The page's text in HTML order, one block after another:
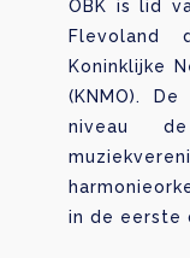
OBK is lid
Koninklijke
(KNMO).
niveau
in de eerste